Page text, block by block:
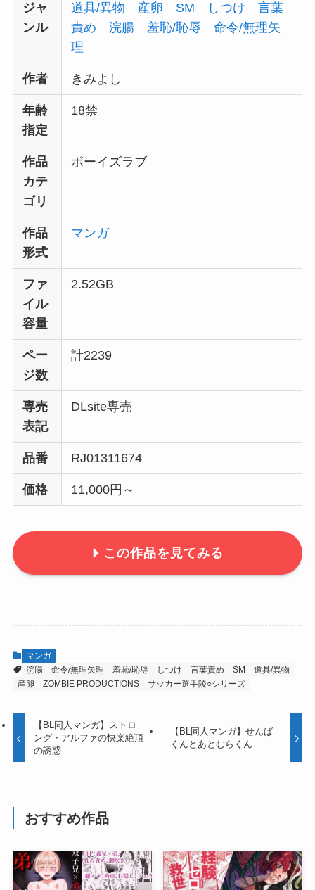
ジャ
ンル
道具/異物 産卵 SM しつけ
言葉
責め
浣腸 羞恥/恥辱
命令/無理矢
理
作者 きみよし
年齢
指定
18禁
作品
カテ
ゴリ
ボーイズラブ
作品
形式
マンガ
ファ
イル
容量
2.52GB
ペー
ジ数
計2239
専売
表記
DLsite専売
品番 RJ01311674
価格 11,000円～
この作品を見てみる
マンガ
浣腸
命令/無理矢理 羞恥/恥辱 しつけ 言葉責め SM
道具/異物
産卵
ZOMBIE PRODUCTIONS サッカー選手陵○シリーズ
【BL同人マンガ】ストロ
ング・アルファの快楽絶頂
の誘惑
【BL同人マンガ】せんば
くんとあとむらくん
おすすめ作品